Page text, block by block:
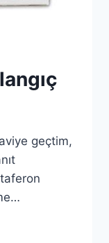
geçtim,